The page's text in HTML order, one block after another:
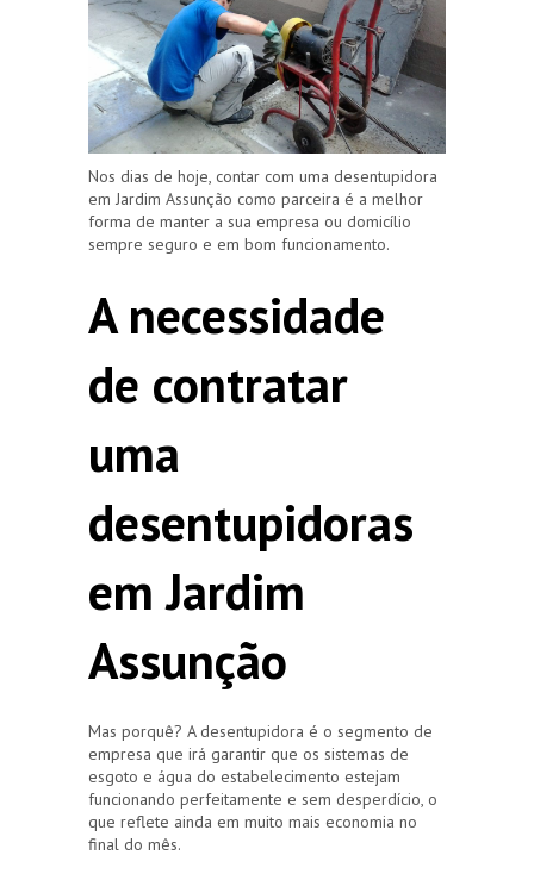
Nos dias de hoje, contar com uma desentupidora
em Jardim Assunção como parceira é a melhor
forma de manter a sua empresa ou domicílio
sempre seguro e em bom funcionamento.
A necessidade
de contratar
uma
desentupidoras
em Jardim
Assunção
Mas porquê? A desentupidora é o segmento de
empresa que irá garantir que os sistemas de
esgoto e água do estabelecimento estejam
funcionando perfeitamente e sem desperdício, o
que reflete ainda em muito mais economia no
final do mês.